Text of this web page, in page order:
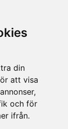
din
att visa
och för
ifrån.